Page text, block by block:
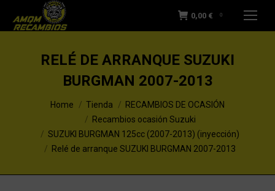
0,00 € 0
RELÉ DE ARRANQUE SUZUKI
BURGMAN 2007-2013
You are here:Home Tienda
RECAMBIOS DE OCASIÓN
Recambios ocasión Suzuki
SUZUKI BURGMAN 125cc (2007-2013) (inyección)
Relé de arranque SUZUKI BURGMAN 2007-2013